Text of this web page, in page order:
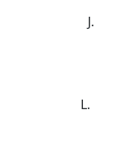
J.
L.